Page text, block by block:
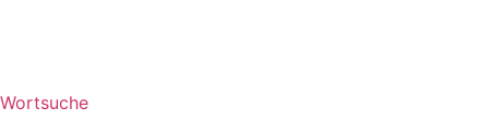
Wortsuche